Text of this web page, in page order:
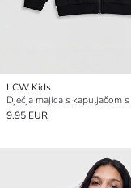
LCW Kids
9.95 EUR